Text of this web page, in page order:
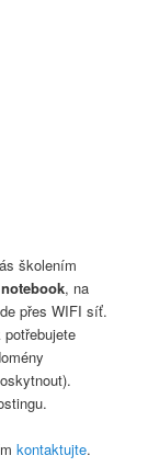
školením
, na
přes WIFI síť.
kontaktujte.